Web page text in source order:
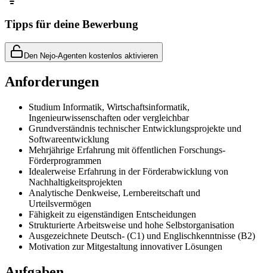
Tipps für deine Bewerbung
Den Nejo-Agenten kostenlos aktivieren
Anforderungen
Studium Informatik, Wirtschaftsinformatik,
Ingenieurwissenschaften oder vergleichbar
Grundverständnis technischer Entwicklungsprojekte und
Softwareentwicklung
Mehrjährige Erfahrung mit öffentlichen Forschungs-
Förderprogrammen
Idealerweise Erfahrung in der Förderabwicklung von
Nachhaltigkeitsprojekten
Analytische Denkweise, Lernbereitschaft und
Urteilsvermögen
Fähigkeit zu eigenständigen Entscheidungen
Strukturierte Arbeitsweise und hohe Selbstorganisation
Ausgezeichnete Deutsch- (C1) und Englischkenntnisse (B2)
Motivation zur Mitgestaltung innovativer Lösungen